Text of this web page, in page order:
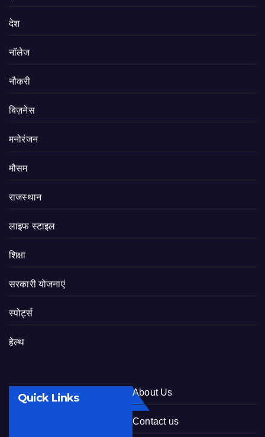
देश
नॉलेज
नौकरी
बिज़नेस
मनोरंजन
मौसम
राजस्थान
लाइफ स्टाइल
शिक्षा
सरकारी योजनाएं
स्पोर्ट्स
हेल्थ
Quick Links About Us
Contact us